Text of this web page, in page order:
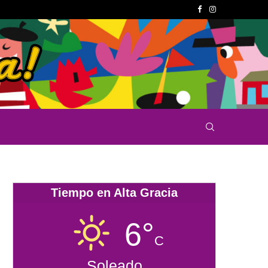
Tiempo en Alta Gracia
6°C